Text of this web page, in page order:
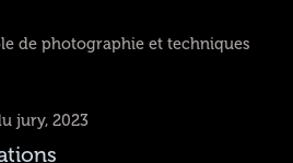
de photographie et techniques
jury, 2023